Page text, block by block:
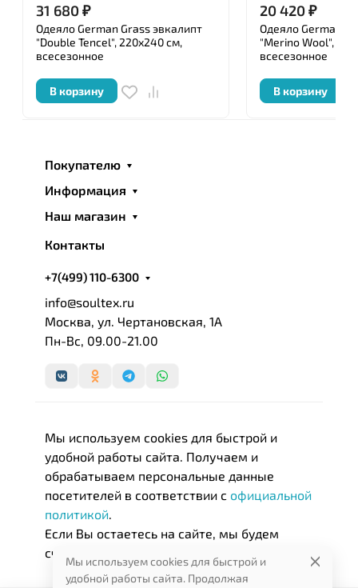
31 680₽
Одеяло German Grass эвкалипт
"Double Tencel", 220x240 см,
всесезонное
В корзину
20 420₽
Одеяло German
"Merino Wool",
всесезонное
В корзину
Покупателю
Информация
Наш магазин
Контакты
+7(499) 110-6300
info@soultex.ru
Москва, ул. Чертановская, 1А
Пн-Вс, 09.00-21.00
Мы используем cookies для быстрой и
удобной работы сайта. Получаем и
обрабатываем персональные данные
посетителей в соответствии с официальной
политикой
Если Вы остаетесь на сайте, мы будем
считать, что Вас это устраивает.
Мы используем cookies для быстрой и
удобной работы сайта. Продолжая